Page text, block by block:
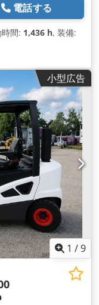
電話する
間: 1,436 h, 装備:
小型広告
1 /9